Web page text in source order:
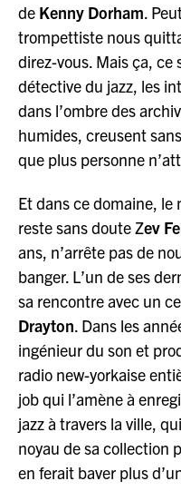
de Kenny Dorham .
trompettiste nous
direz-vous. Mais ça,
détective du jazz, les
dans l’ombre des
humides, creusent
que plus personne
Et dans ce domaine,
reste sans doute Zev
ans, n’arrête pas de
banger. L’un de ses
sa rencontre avec un
Drayton. Dans les
ingénieur du son et
radio new-yorkaise
job qui l’amène à
jazz à travers la ville,
noyau de sa collection
en ferait baver plus